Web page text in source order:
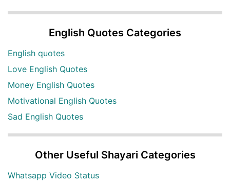
English Quotes Categories
English quotes
Love English Quotes
Money English Quotes
Motivational English Quotes
Sad English Quotes
Other Useful Shayari Categories
Whatsapp Video Status